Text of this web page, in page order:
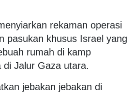
rekaman operasi
pasukan khusus Israel yang
rumah di kamp
di Jalur Gaza utara.
jebakan jebakan di